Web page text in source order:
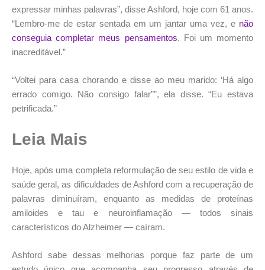
expressar minhas palavras”, disse Ashford, hoje com 61 anos.
“Lembro-me de estar sentada em um jantar uma vez, e não
conseguia completar meus pensamentos. Foi um momento
inacreditável.”
“Voltei para casa chorando e disse ao meu marido: ‘Há algo
errado comigo. Não consigo falar””, ela disse. “Eu estava
petrificada.”
Leia Mais
Hoje, após uma completa reformulação de seu estilo de vida e
saúde geral, as dificuldades de Ashford com a recuperação de
palavras diminuíram, enquanto as medidas de proteínas
amiloides e tau e neuroinflamação — todos sinais
característicos do Alzheimer — caíram.
Ashford sabe dessas melhorias porque faz parte de um